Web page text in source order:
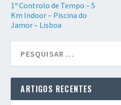
1º Controlo de Tempo – 5
Km Indoor – Piscina do
Jamor – Lisboa
ARTIGOS RECENTES